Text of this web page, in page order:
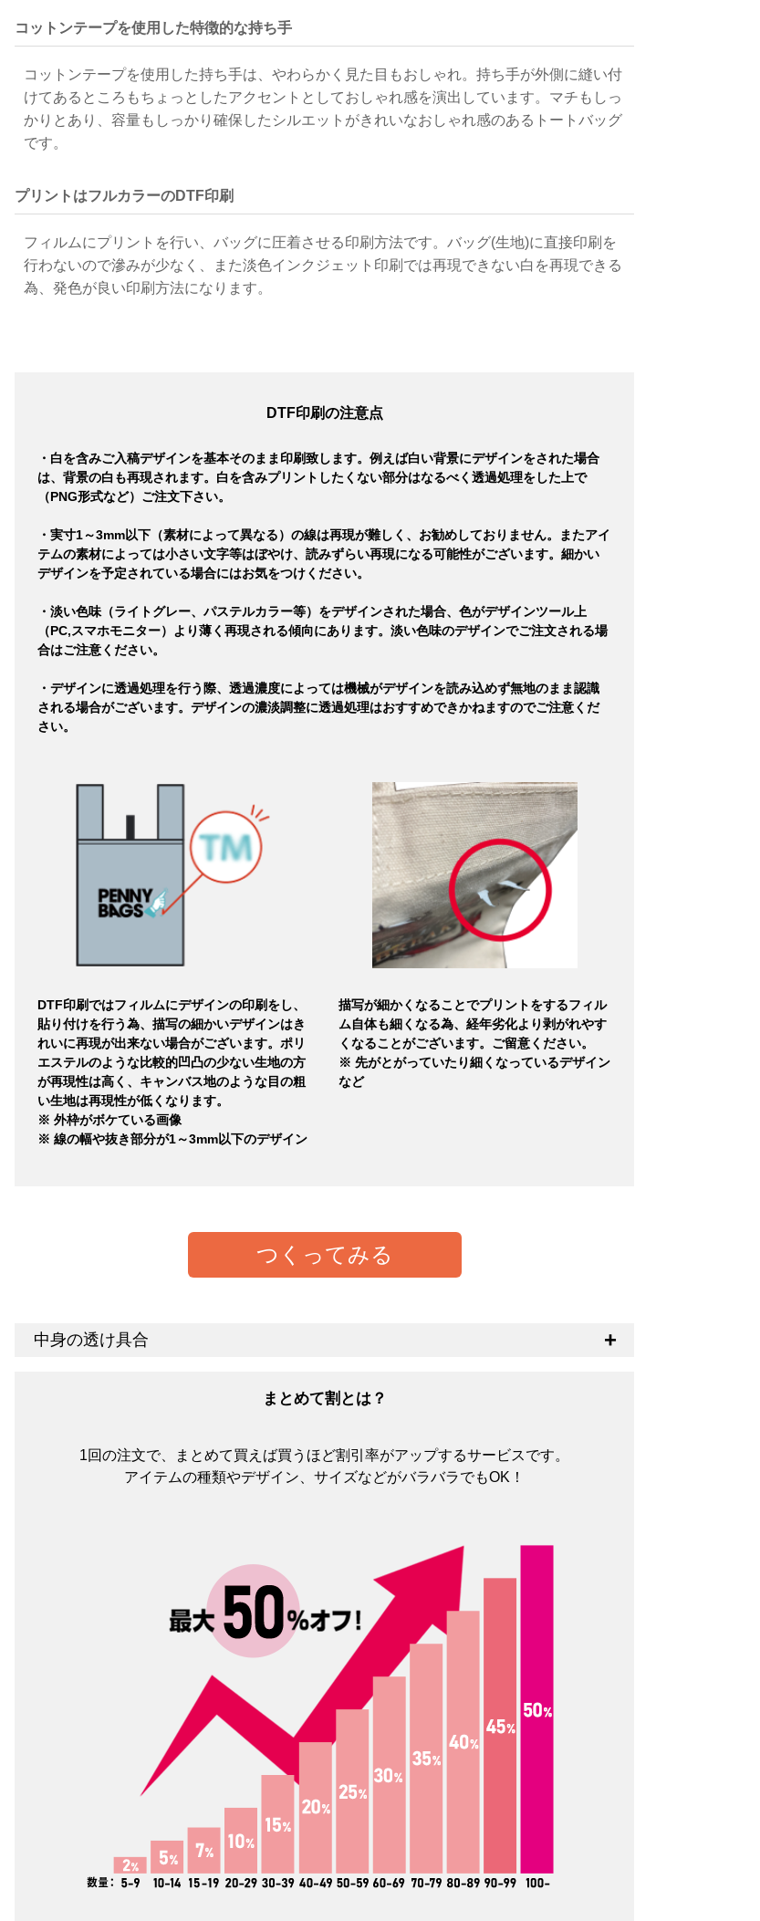
コットンテープを使用した特徴的な持ち手
コットンテープを使用した持ち手は、やわらかく見た目もおしゃれ。持ち手が外側に縫い付
けてあるところもちょっとしたアクセントとしておしゃれ感を演出しています。マチもしっ
かりとあり、容量もしっかり確保したシルエットがきれいなおしゃれ感のあるトートバッグ
です。
プリントはフルカラーのDTF印刷
フィルムにプリントを行い、バッグに圧着させる印刷方法です。バッグ(生地)に直接印刷を
行わないので滲みが少なく、また淡色インクジェット印刷では再現できない白を再現できる
為、発色が良い印刷方法になります。
DTF印刷の注意点
・白を含みご入稿デザインを基本そのまま印刷致します。例えば白い背景にデザインをされた場合
は、背景の白も再現されます。白を含みプリントしたくない部分はなるべく透過処理をした上で
（PNG形式など）ご注文下さい。
・実寸1～3mm以下（素材によって異なる）の線は再現が難しく、お勧めしておりません。またアイ
テムの素材によっては小さい文字等はぼやけ、読みずらい再現になる可能性がございます。細かい
デザインを予定されている場合にはお気をつけください。
・淡い色味（ライトグレー、パステルカラー等）をデザインされた場合、色がデザインツール上
（PC,スマホモニター）より薄く再現される傾向にあります。淡い色味のデザインでご注文される場
合はご注意ください。
・デザインに透過処理を行う際、透過濃度によっては機械がデザインを読み込めず無地のまま認識
される場合がございます。デザインの濃淡調整に透過処理はおすすめできかねますのでご注意くだ
さい。
DTF印刷ではフィルムにデザインの印刷をし、
貼り付けを行う為、描写の細かいデザインはき
れいに再現が出来ない場合がございます。ポリ
エステルのような比較的凹凸の少ない生地の方
が再現性は高く、キャンバス地のような目の粗
い生地は再現性が低くなります。
※ 外枠がボケている画像
※ 線の幅や抜き部分が1～3mm以下のデザイン
描写が細かくなることでプリントをするフィル
ム自体も細くなる為、経年劣化より剥がれやす
くなることがございます。ご留意ください。
※ 先がとがっていたり細くなっているデザイン
など
つくってみる
中身の透け具合
と思います。オンスが大きければ大きいほど中身は透けにくくなります。
て見えるのが分かります。価格
どは、4オンスで作っているもの
薄手です。5オンスも中身が透け
て見えます。やや4オンスよりも
厚くなりますので、ちょっとし
っかりとした雰囲気にはなりま
す。手軽なトートバッグとして
販売するなら最低5オンスはあっ
た方が良さそうです。
6オンス
表現が難しいのですが、薄手の
たたむはちょっと難しくなって
きます。
8オンス 10オンス 12オンス
まとめて割とは？
1回の注文で、まとめて買えば買うほど割引率がアップするサービスです。
アイテムの種類やデザイン、サイズなどがバラバラでもOK！